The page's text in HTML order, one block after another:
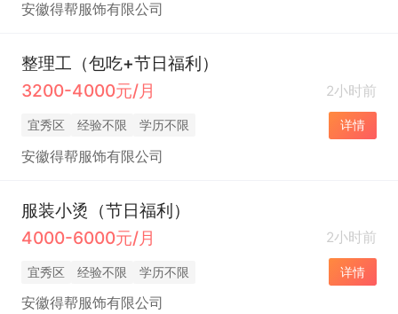
安徽得帮服饰有限公司
整理工（包吃+节日福利）
3200-4000元/月
2小时前
宜秀区 经验不限 学历不限 详情
安徽得帮服饰有限公司
服装小烫（节日福利）
4000-6000元/月
2小时前
宜秀区 经验不限 学历不限 详情
安徽得帮服饰有限公司